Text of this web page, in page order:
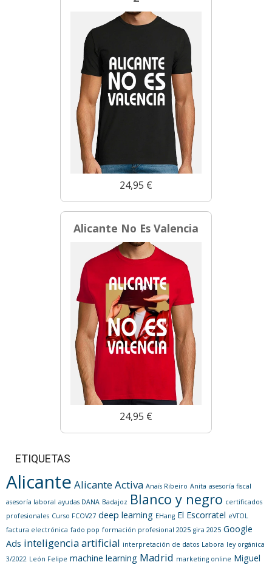
24,95 €
Alicante No Es Valencia
24,95 €
ETIQUETAS
Alicante Alicante Activa Anaïs Ribeiro Anita asesoría fiscal
asesoría laboral ayudas DANA Badajoz Blanco y negro certificados
profesionales Curso FCOV27 deep learning EHang El Escorratel eVTOL
factura electrónica fado pop formación profesional 2025 gira 2025 Google
Ads inteligencia artificial interpretación de datos Labora ley orgánica
3/2022 León Felipe machine learning Madrid marketing online Miguel